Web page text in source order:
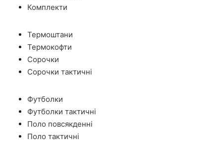
Комплекти
Термоштани
Термокофти
Сорочки
Сорочки тактичні
Футболки
Футболки тактичні
Поло повсякденні
Поло тактичні